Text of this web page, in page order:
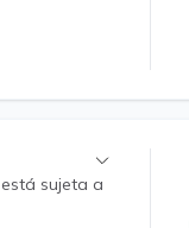
sujeta a